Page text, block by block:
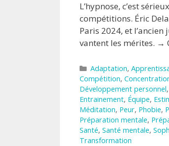
L’hypnose, c’est
compétitions. Éric
Paris 2024, et
vantent les mérites. →
Catégories
Adaptation,
Compétition,
Développement personnel,
Entrainement, Équipe,
Méditation, Peur, Phobie,
Préparation mentale,
Santé, Santé mentale,
Transformation